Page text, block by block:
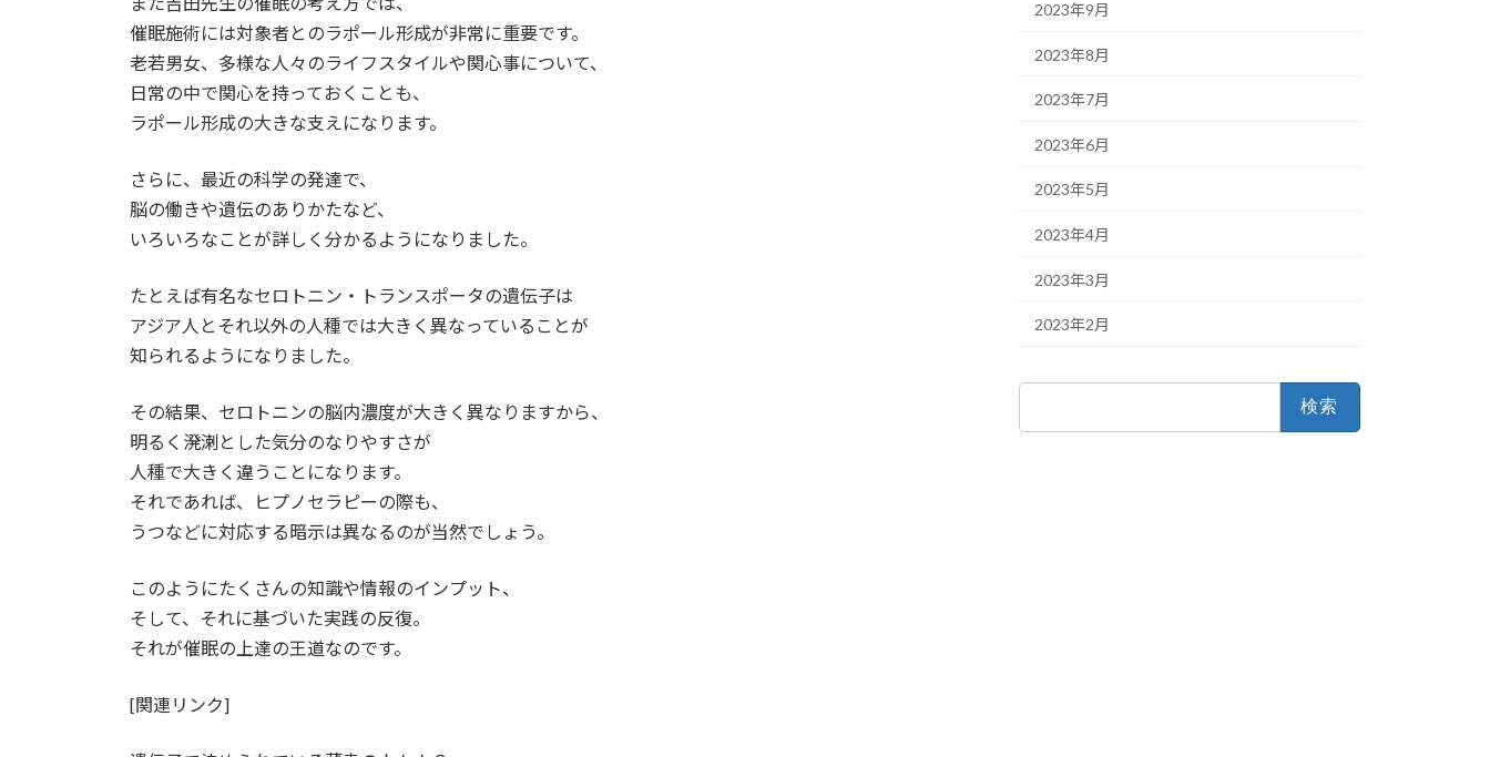
催眠施術には対象者とのラポール形成が非常に重要です。
老若男女、多様な人々のライフスタイルや関心事について、
日常の中で関心を持っておくことも、
ラポール形成の大きな支えになります。
さらに、最近の科学の発達で、
脳の働きや遺伝のありかたなど、
いろいろなことが詳しく分かるようになりました。
たとえば有名なセロトニン・トランスポータの遺伝子は
アジア人とそれ以外の人種では大きく異なっていることが
知られるようになりました。
その結果、セロトニンの脳内濃度が大きく異なりますから、
明るく溌溂とした気分のなりやすさが
人種で大きく違うことになります。
それであれば、ヒプノセラピーの際も、
うつなどに対応する暗示は異なるのが当然でしょう。
このようにたくさんの知識や情報のインプット、
そして、それに基づいた実践の反復。
それが催眠の上達の王道なのです。
[関連リンク]
2023年9月
2023年8月
2023年7月
2023年6月
2023年5月
2023年4月
2023年3月
2023年2月